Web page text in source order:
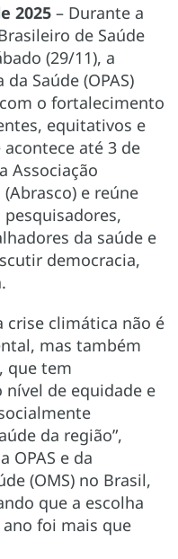
2025 – Durante a
de Saúde
(29/11), a
Saúde (OPAS)
o fortalecimento
equitativos e
até 3 de
Associação
e reúne
da saúde e
democracia,
crise climática não é
mas também
que tem
de equidade e
da região”,
OPAS e da
(OMS) no Brasil,
que a escolha
foi mais que